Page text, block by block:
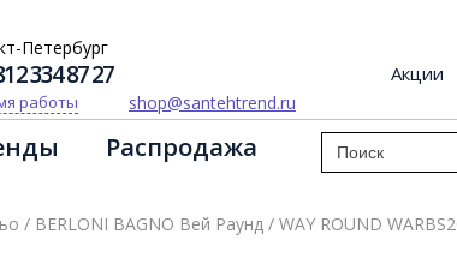
Петербург
334 87 27
работы shop@santehtrend.ru
Акции
Распродажа
/ BERLONI BAGNO Вей Раунд / WAY ROUND